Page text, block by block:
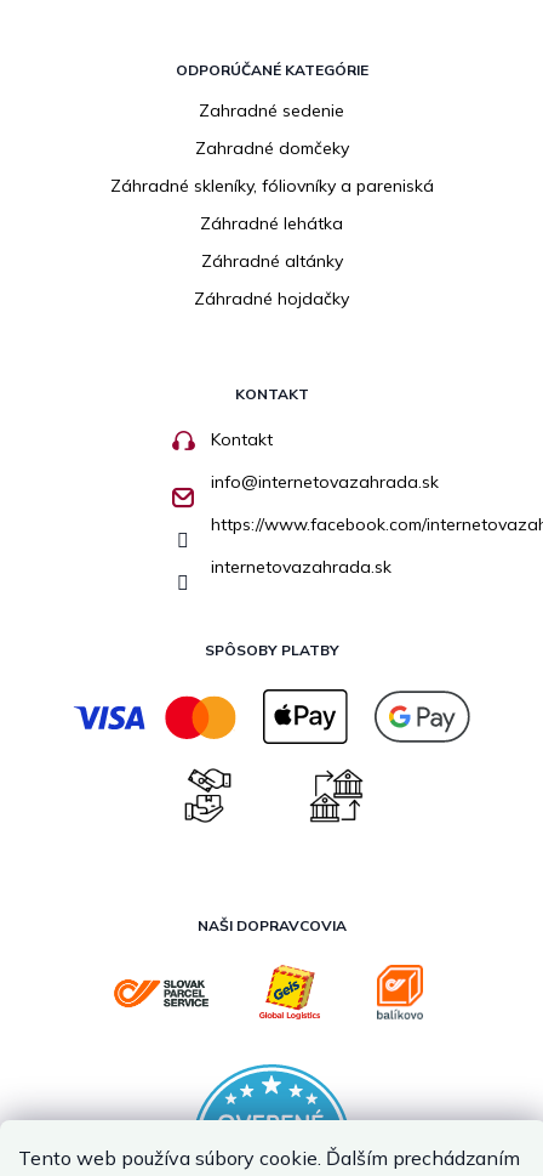
Tento web používa súbory cookie. Ďalším prechádzaním
ODPORÚČANÉ KATEGÓRIE
Zahradné sedenie
Zahradné domčeky
Záhradné skleníky, fóliovníky a pareniská
Záhradné lehátka
Záhradné altánky
Záhradné hojdačky
KONTAKT
Kontakt
info@internetovazahrada.sk
https://www.facebook.com/
internetovazahrada.sk
SPÔSOBY PLATBY
NAŠI DOPRAVCOVIA